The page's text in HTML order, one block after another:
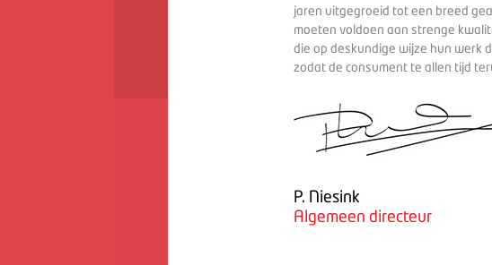
jaren uitgegroeid tot een breed
moeten voldoen aan strenge
die op deskundige wijze hun werk
zodat de consument te allen tijd
P. Niesink
Algemeen directeur